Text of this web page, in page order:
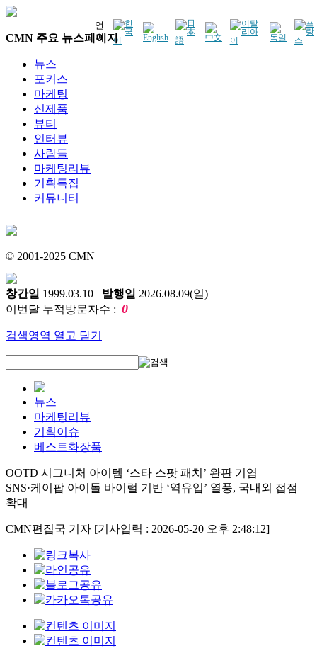
언
어
CMN 주요 뉴스페이지
뉴스
포커스
마케팅
신제품
뷰티
인터뷰
사람들
마케팅리뷰
기획특집
커뮤니티
© 2001-2025 CMN
창간일 1999.03.10 발행일 2026.08.09(일)
이번달 누적방문자수 : 0
검색영역 열고 닫기
뉴스
마케팅리뷰
기획이슈
베스트화장품
OOTD 시그니처 아이템 ‘스타 스팟 패치’ 완판 기염
SNS·케이팝 아이돌 바이럴 기반 ‘역유입’ 열풍, 국내외 접점
확대
CMN편집국 기자 [기사입력 : 2026-05-20 오후 2:48:12]